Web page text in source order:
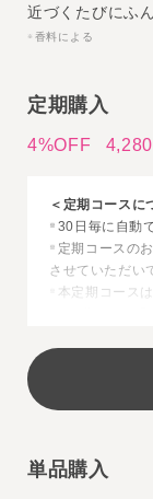
近づくたびにふ
※ 香料による
定期購入
4%OFF 4,280
＜定期コースに
※ 30日毎に自動
定期コースの
させていただい
本定期コース
ご解約の場合
5110）
お客様都合に
単品購入